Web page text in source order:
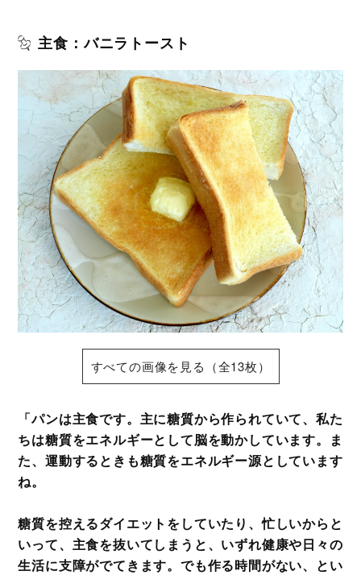
主食：バニラトースト
すべての画像を見る（全13枚）
「パンは主食です。主に糖質から作られていて、私た
ちは糖質をエネルギーとして脳を動かしています。ま
た、運動するときも糖質をエネルギー源としています
ね。
糖質を控えるダイエットをしていたり、忙しいからと
いって、主食を抜いてしまうと、いずれ健康や日々の
生活に支障がでてきます。でも作る時間がない、とい